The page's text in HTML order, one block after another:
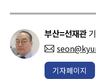
부산=선재관
기자페이지